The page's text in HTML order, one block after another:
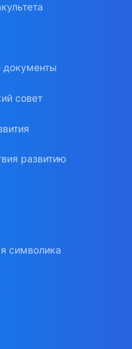
документы
совет
развитию
символика